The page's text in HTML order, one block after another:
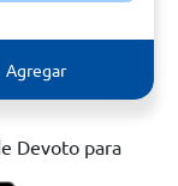
Agregar
Devoto para